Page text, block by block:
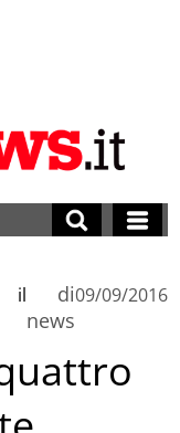
di
news
il 09/09/2016